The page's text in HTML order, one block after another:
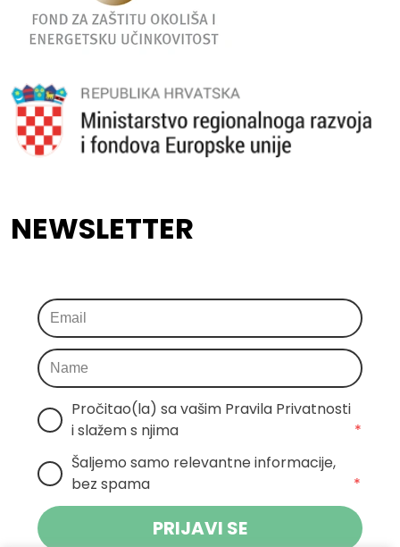
NEWSLETTER
Pročitao(la) sa vašim Pravila Privatnosti
i slažem s njima
*
Šaljemo samo relevantne informacije,
bez spama
*
PRIJAVI SE